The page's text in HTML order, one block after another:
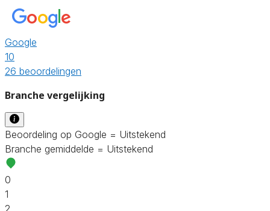
Google
10
26 beoordelingen
Branche vergelijking
Beoordeling op Google = Uitstekend
Branche gemiddelde = Uitstekend
0
1
2